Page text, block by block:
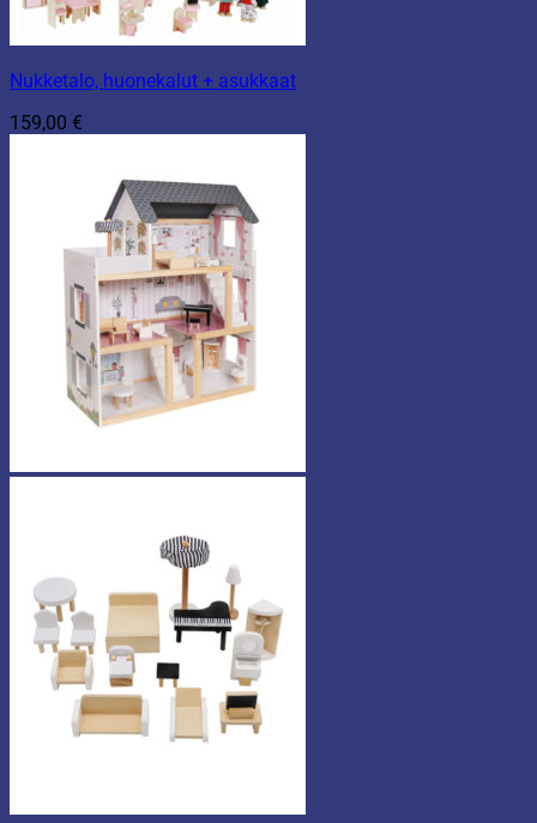
Nukketalo, huonekalut + asukkaat
159,00 €